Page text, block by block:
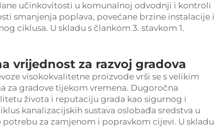
učinkovitosti u komunalnoj odvodnji i kontroli
smanjenja poplava, povećane brzine instalacije i
ciklusa. U skladu s člankom 3. stavkom 1.
vrijednost za razvoj gradova
visokokvalitetne proizvode vrši se s velikim
gradove tijekom vremena. Dugoročna
života i reputaciju grada kao sigurnog i
kanalizacijskih sustava oslobađa sredstva u
za zamjenom i popravkom cijevi. U skladu